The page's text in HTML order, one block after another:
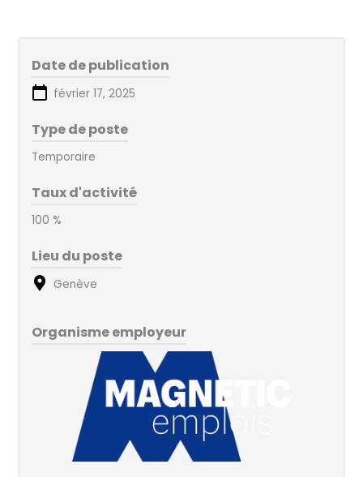
Date de publication
février 17, 2025
Type de poste
Temporaire
Taux d'activité
100 %
Lieu du poste
Genève
Organisme employeur